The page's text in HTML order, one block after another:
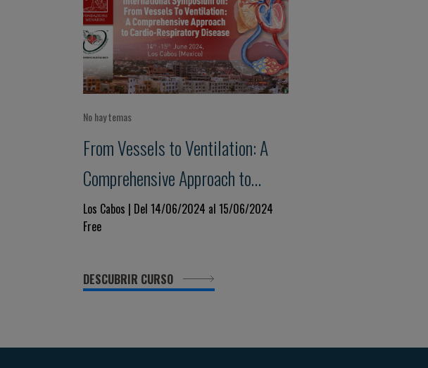
No hay temas
From Vessels to Ventilation: A
Comprehensive Approach to
Cardio-Respiratory Disease
Los Cabos | Del 14/06/2024 al 15/06/2024
Free
DESCUBRIR CURSO